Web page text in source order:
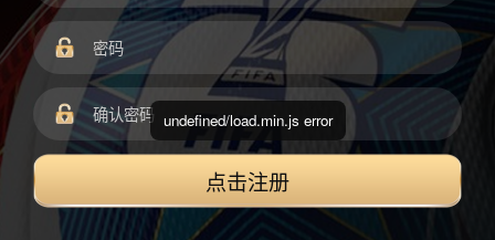
点击注册
undefined/load.min.js error